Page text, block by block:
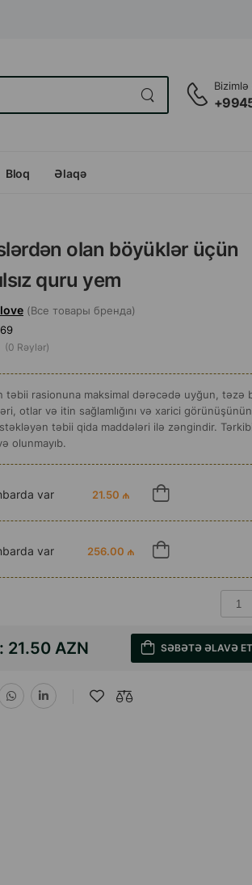
Bloq Əlaqə
olan böyüklər üçün
quru yem
(Все товары бренда)
(0 Rəylər)
təbii rasionuna maksimal dərəcədə uyğun, təzə
otlar və itin sağlamlığını və xarici görünüşünün
təbii qida maddələri ilə zəngindir.
olunmayıb.
var 21.50 ₼
var 256.00 ₼
21.50 AZN SƏBƏTƏ ƏLAVƏ